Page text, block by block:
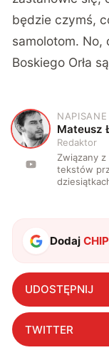
będzie czymś,
samolotom. No,
Boskiego Orła
M
NAPISANE
Mateusz
Redaktor
Związany
tekstów
Dodaj
UDOSTĘPNIJ
TWITTER